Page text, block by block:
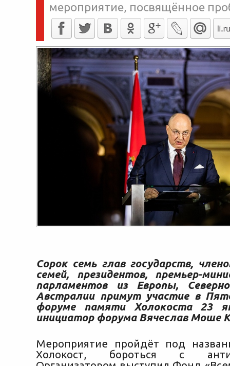
мероприятие, посвящённое
Сорок семь глав государств,
семей, президентов, премьер-
парламентов из Европы,
Австралии примут участие в
форуме памяти Холокоста 23
инициатор форума Вячеслав Моше
Мероприятие пройдёт под
Холокост, бороться с